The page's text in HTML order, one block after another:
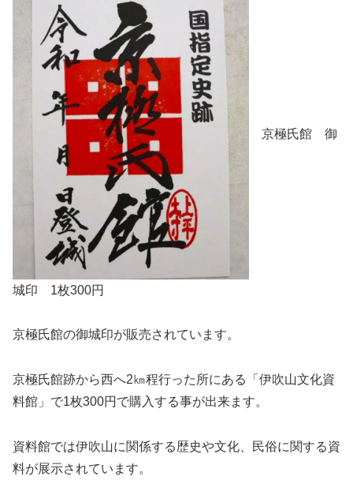
京極氏館 御
城印 1枚300円
京極氏館の御城印が販売されています。
京極氏館跡から西へ2㎞程行った所にある「伊吹山文化資
料館」で1枚300円で購入する事が出来ます。
資料館では伊吹山に関係する歴史や文化、民俗に関する資
料が展示されています。